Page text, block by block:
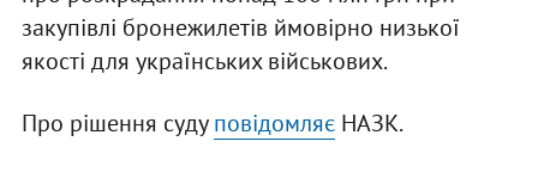
закупівлі бронежилетів ймовірно низької
якості для українських військових.
Про рішення судуповідомляєНАЗК.